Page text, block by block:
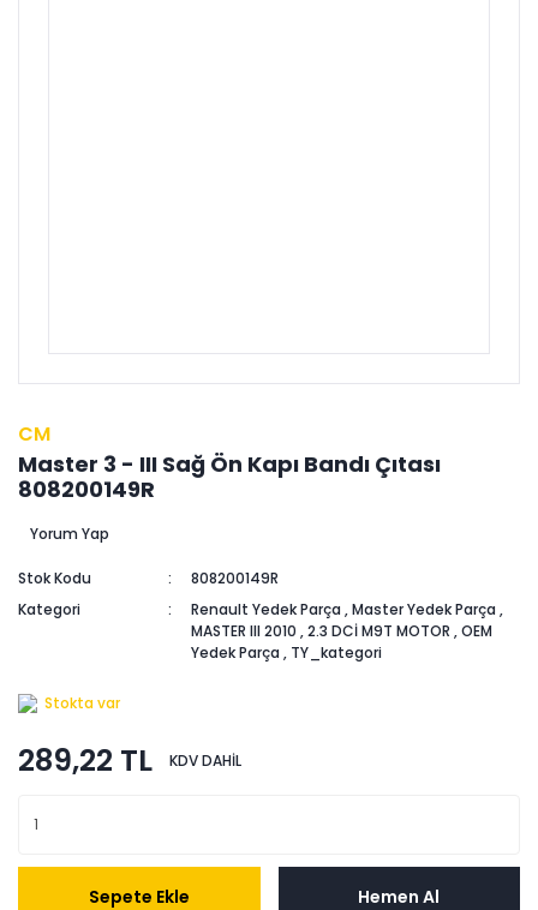
CM
Master 3 - III Sağ Ön Kapı Bandı Çıtası
808200149R
Yorum Yap
Stok Kodu
808200149R
Kategori
Renault Yedek Parça ,Master Yedek Parça ,
MASTER III 2010 ,2.3 DCİ M9T MOTOR ,OEM
Yedek Parça , TY_kategori
Stokta var
289,22 TL KDV DAHİL
Sepete Ekle Hemen Al